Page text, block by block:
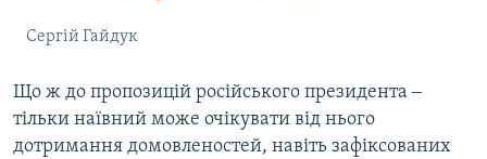
Сергій Гайдук
Що ж до пропозицій російського президента ‒
тільки наївний може очікувати від нього
дотримання домовленостей, навіть зафіксованих